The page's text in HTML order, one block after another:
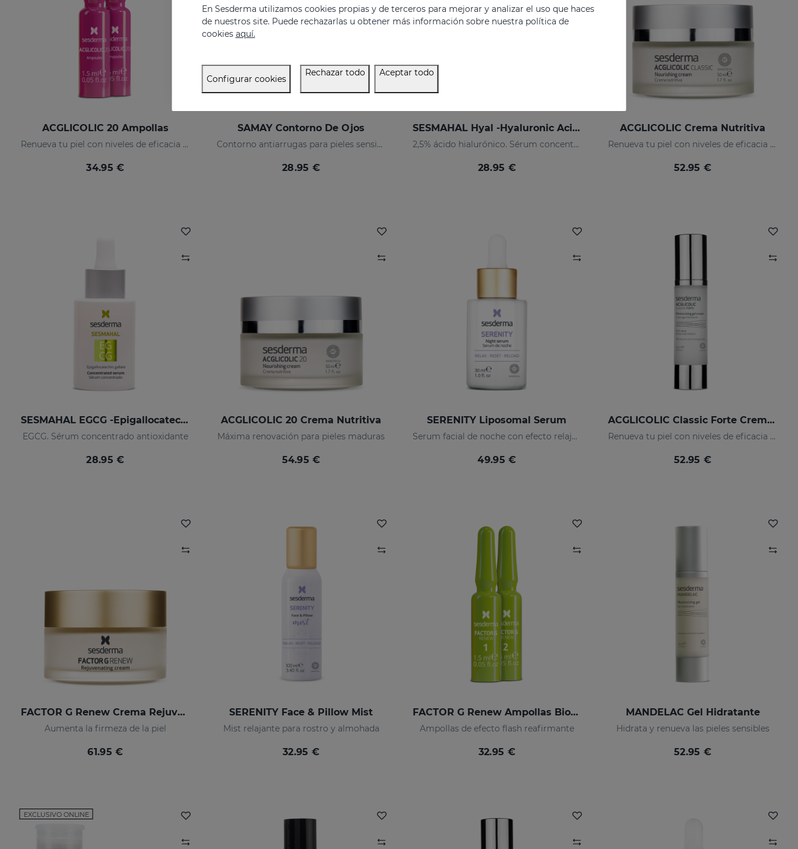
ACGLICOLIC 20 Ampollas
Renueva tu piel con niveles de eficacia nunca antes alcanzados.
34.95 €
SAMAY Contorno De Ojos
Contorno antiarrugas para pieles sensibles
28.95 €
SESMAHAL Hyal -Hyaluronic Acid 2.5%
2,5% ácido hialurónico. Sérum concentrado rellenador
28.95 €
ACGLICOLIC Crema Nutritiva
Renueva tu piel con niveles de eficacia nunca antes alcanzados
52.95 €
SESMAHAL EGCG -Epigallocatechin Gallate
EGCG. Sérum concentrado antioxidante
28.95 €
ACGLICOLIC 20 Crema Nutritiva
Máxima renovación para pieles maduras
54.95 €
SERENITY Liposomal Serum
Serum facial de noche con efecto relajante
49.95 €
ACGLICOLIC Classic Forte Crema Gel
Renueva tu piel con niveles de eficacia nunca antes alcanzados
52.95 €
FACTOR G Renew Crema Rejuvenecedora
Aumenta la firmeza de la piel
61.95 €
SERENITY Face & Pillow Mist
Mist relajante para rostro y almohada
32.95 €
FACTOR G Renew Ampollas Bioestimulantes
Ampollas de efecto flash reafirmante
32.95 €
MANDELAC Gel Hidratante
Hidrata y renueva las pieles sensibles
52.95 €
EXCLUSIVO ONLINE
En Sesderma utilizamos cookies propias y de terceros para mejorar y analizar el uso que haces
de nuestros site. Puede rechazarlas u obtener más información sobre nuestra política de
cookies aquí.
Configurar cookies
Rechazar todo Aceptar todo